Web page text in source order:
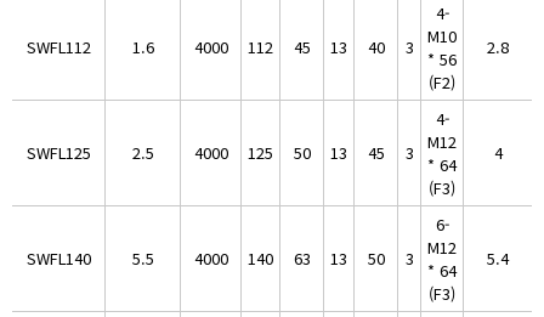
SWFL112 1.6 4000 112 45 13 40 3
4-
M10
* 56
(F2)
2.8
SWFL125 2.5 4000 125 50 13 45 3
4-
M12
* 64
(F3)
4
SWFL140 5.5 4000 140 63 13 50 3
6-
M12
* 64
(F3)
5.4